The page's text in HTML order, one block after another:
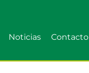
Noticias Contacto